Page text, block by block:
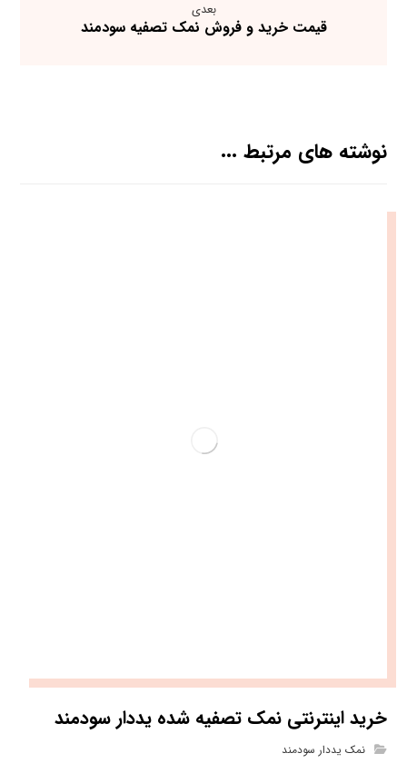
بعدی
قیمت خرید و فروش نمک تصفیه سودمند
نوشته های مرتبط ...
خرید اینترنتی نمک تصفیه شده یددار سودمند
نمک یددار سودمند